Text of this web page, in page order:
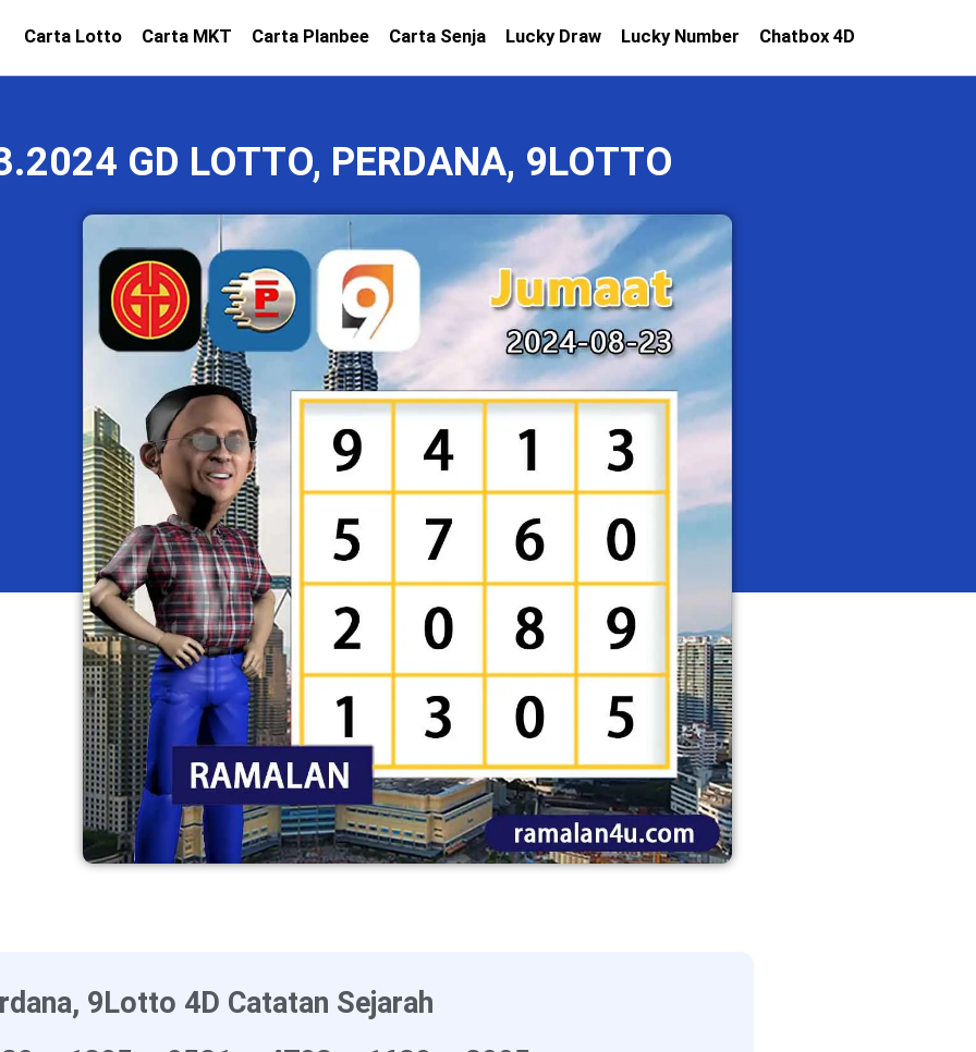
Carta Lotto Carta MKT Carta Planbee Carta Senja Lucky Draw Lucky Number Chatbox 4D
GD LOTTO, PERDANA, 9LOTTO
9Lotto 4D Catatan Sejarah